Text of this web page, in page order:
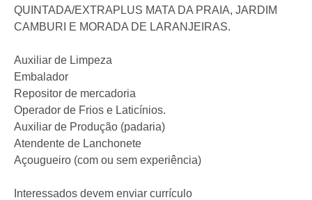
QUINTADA/EXTRAPLUS MATA DA PRAIA, JARDIM
CAMBURI E MORADA DE LARANJEIRAS.
Auxiliar de Limpeza
Embalador
Repositor de mercadoria
Operador de Frios e Laticínios.
Auxiliar de Produção (padaria)
Atendente de Lanchonete
Açougueiro (com ou sem experiência)
Interessados devem enviar currículo